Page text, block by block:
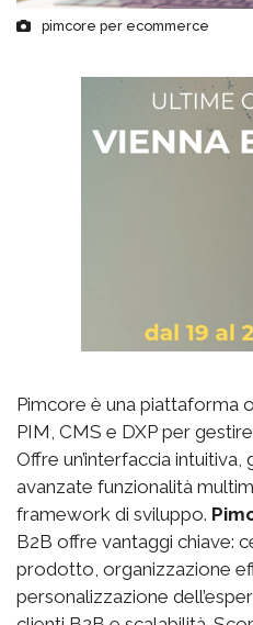
pimcore per ecommerce
Pimcore è una piattaforma
PIM, CMS e DXP per
Offre un’interfaccia
avanzate funzionalità
framework di sviluppo.
B2B offre vantaggi chiave:
prodotto, organizzazione
personalizzazione